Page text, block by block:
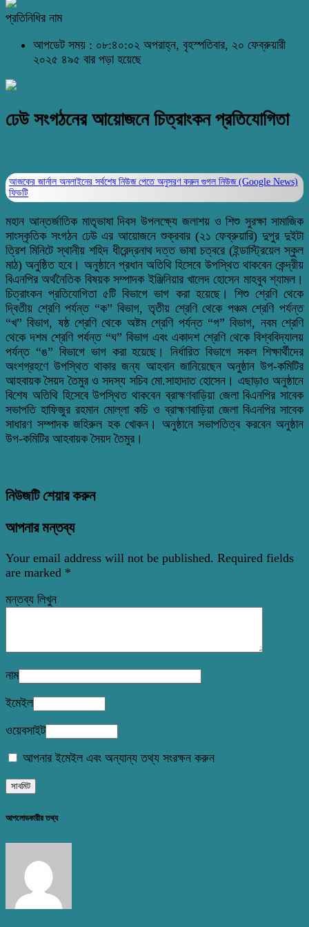
প্রতিনিধির নাম
আপডেট সময় : ০৮:৪০:০২ অপরাহ্ন, বৃহস্পতিবার, ২০ ফেব্রুয়ারী
২০২৫ ৪৯৫ বার পড়া হয়েছে
ঢেউ সংগঠনের আয়োজনে চিত্রাংকন প্রতিযোগিতা
আজকের জার্নাল অনলাইনের সর্বশেষ নিউজ পেতে অনুসরণ করুন গুগল নিউজ (Google News)
ফিডটি
মহান আন্তর্জাতিক মাতৃভাষা দিবস উপলক্ষ্যে জলাশয় ও শিশু সুরক্ষা সামাজিক
সাংস্কৃতিক সংগঠন ঢেউ এর আয়োজনে শুক্রবার (২১ ফেব্রুয়ারি) দুপুর দুইটা
ত্রিশ মিনিটে স্থানীয় শহিদ ধীরেন্দ্রনাথ দত্ত ভাষা চত্বরে (ইন্ডাস্ট্রিয়েল স্কুল
মাঠ) অনুষ্ঠিত হবে। অনুষ্ঠানে প্রধান অতিথি হিসেবে উপস্থিত থাকবেন কেন্দ্রীয়
বিএনপির অর্থনৈতিক বিষয়ক সম্পাদক ইঞ্জিনিয়ার খালেদ হোসেন মাহবুব শ্যামল।
চিত্রাংকন প্রতিযোগিতা ৫টি বিভাগে ভাগ করা হয়েছে। শিশু শ্রেণি থেকে
দ্বিতীয় শ্রেণি পর্যন্ত “ক” বিভাগ, তৃতীয় শ্রেণি থেকে পঞ্চম শ্রেণি পর্যন্ত
“খ” বিভাগ, ষষ্ঠ শ্রেণি থেকে অষ্টম শ্রেণি পর্যন্ত “গ” বিভাগ, নবম শ্রেণি
থেকে দশম শ্রেণি পর্যন্ত “ঘ” বিভাগ এবং একাদশ শ্রেণি থেকে বিশ্ববিদ্যালয়
পর্যন্ত “ঙ” বিভাগে ভাগ করা হয়েছে। নির্ধারিত বিভাগে সকল শিক্ষার্থীদের
অংশগ্রহণে উপস্থিত থাকার জন্য আহবান জানিয়েছেন অনুষ্ঠান উপ-কমিটির
আহবায়ক সৈয়দ তৈমুর ও সদস্য সচিব মো.সাহাদাত হোসেন। এছাড়াও অনুষ্ঠানে
বিশেষ অতিথি হিসেবে উপস্থিত থাকবেন ব্রাহ্মণবাড়িয়া জেলা বিএনপির সাবেক
সভাপতি হাফিজুর রহমান মোল্লা কচি ও ব্রাহ্মণবাড়িয়া জেলা বিএনপির সাবেক
সাধারণ সম্পাদক জহিরুল হক খোকন। অনুষ্ঠানে সভাপতিত্ব করবেন অনুষ্ঠান
উপ-কমিটির আহবায়ক সৈয়দ তৈমুর।
নিউজটি শেয়ার করুন
আপনার মন্তব্য
Your email address will not be published. Required fields
are marked *
মন্তব্য লিখুন
নাম
ইমেইল
ওয়েবসাইট
আপনার ইমেইল এবং অন্যান্য তথ্য সংরক্ষন করুন
আপলোডকারীর তথ্য